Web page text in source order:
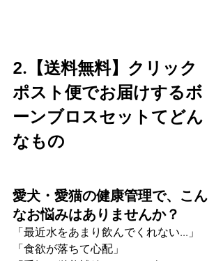
2.【送料無料】クリック
ポスト便でお届けするボ
ーンブロスセットてどん
なもの
愛犬・愛猫の健康管理で、こん
なお悩みはありませんか？
「最近水をあまり飲んでくれない...」
「食欲が落ちて心配」